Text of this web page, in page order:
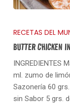
RECETAS DEL
BUTTER CHICKEN
INGREDIENTES
ml. zumo de
Sazonería 60
sin Sabor 5 grs.